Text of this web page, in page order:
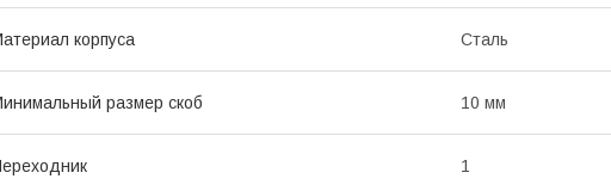
корпуса Сталь
размер скоб 10 мм
1